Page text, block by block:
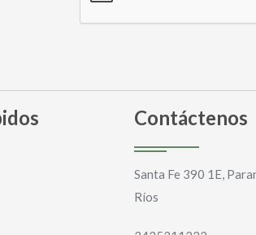
Contáctenos
Santa Fe 390 1E,
Ríos